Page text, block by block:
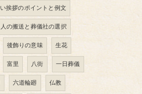
挨拶のポイントと例文
の搬送と葬儀社の選択
後飾りの意味 生花
富里 八街 一日葬儀
六道輪廻 仏教